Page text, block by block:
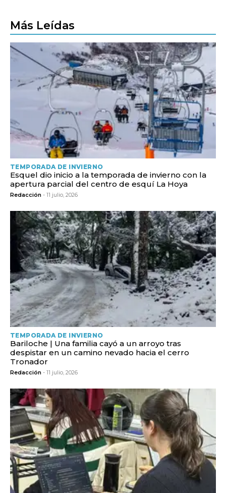
Más Leídas
TEMPORADA DE INVIERNO
Esquel dio inicio a la temporada de invierno con la
apertura parcial del centro de esquí La Hoya
Redacción - 11 julio, 2026
TEMPORADA DE INVIERNO
Bariloche | Una familia cayó a un arroyo tras
despistar en un camino nevado hacia el cerro
Tronador
Redacción - 11 julio, 2026